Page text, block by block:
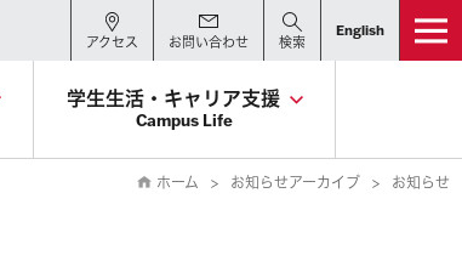
アクセス お問い合わせ 検索
English
学生生活・キャリア支援
Campus Life
ホーム お知らせアーカイブ お知らせ